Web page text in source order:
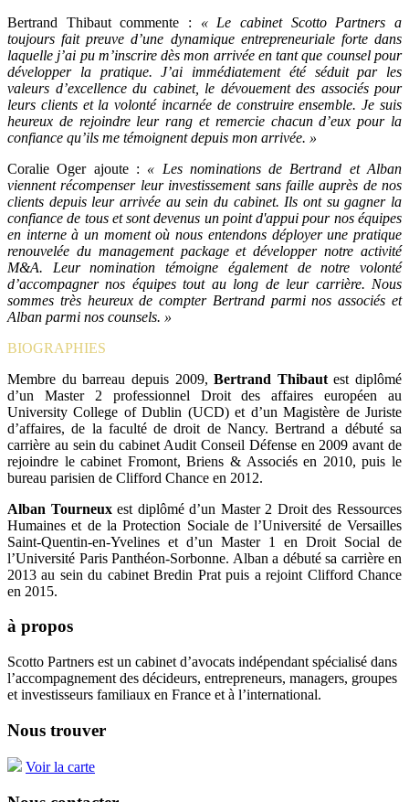
Bertrand Thibaut commente : « Le cabinet Scotto Partners a
toujours fait preuve d’une dynamique entrepreneuriale forte dans
laquelle j’ai pu m’inscrire dès mon arrivée en tant que counsel pour
développer la pratique. J’ai immédiatement été séduit par les
valeurs d’excellence du cabinet, le dévouement des associés pour
leurs clients et la volonté incarnée de construire ensemble. Je suis
heureux de rejoindre leur rang et remercie chacun d’eux pour la
confiance qu’ils me témoignent depuis mon arrivée. »
Coralie Oger ajoute : « Les nominations de Bertrand et Alban
viennent récompenser leur investissement sans faille auprès de nos
clients depuis leur arrivée au sein du cabinet. Ils ont su gagner la
confiance de tous et sont devenus un point d'appui pour nos équipes
en interne à un moment où nous entendons déployer une pratique
renouvelée du management package et développer notre activité
M&A. Leur nomination témoigne également de notre volonté
d’accompagner nos équipes tout au long de leur carrière. Nous
sommes très heureux de compter Bertrand parmi nos associés et
Alban parmi nos counsels. »
BIOGRAPHIES
Membre du barreau depuis 2009,Bertrand Thibautest diplômé
d’un Master 2 professionnel Droit des affaires européen au
University College of Dublin (UCD) et d’un Magistère de Juriste
d’affaires, de la faculté de droit de Nancy. Bertrand a débuté sa
carrière au sein du cabinet Audit Conseil Défense en 2009 avant de
rejoindre le cabinet Fromont, Briens & Associés en 2010, puis le
bureau parisien de Clifford Chance en 2012.
Alban Tourneuxest diplômé d’un Master 2 Droit des Ressources
Humaines et de la Protection Sociale de l’Université de Versailles
Saint-Quentin-en-Yvelines et d’un Master 1 en Droit Social de
l’Université Paris Panthéon-Sorbonne. Alban a débuté sa carrière en
2013 au sein du cabinet Bredin Prat puis a rejoint Clifford Chance
en 2015.
à propos
Scotto Partners est un cabinet d’avocats indépendant spécialisé dans
l’accompagnement des décideurs, entrepreneurs, managers, groupes
et investisseurs familiaux en France et à l’international.
Nous trouver
Voir la carte